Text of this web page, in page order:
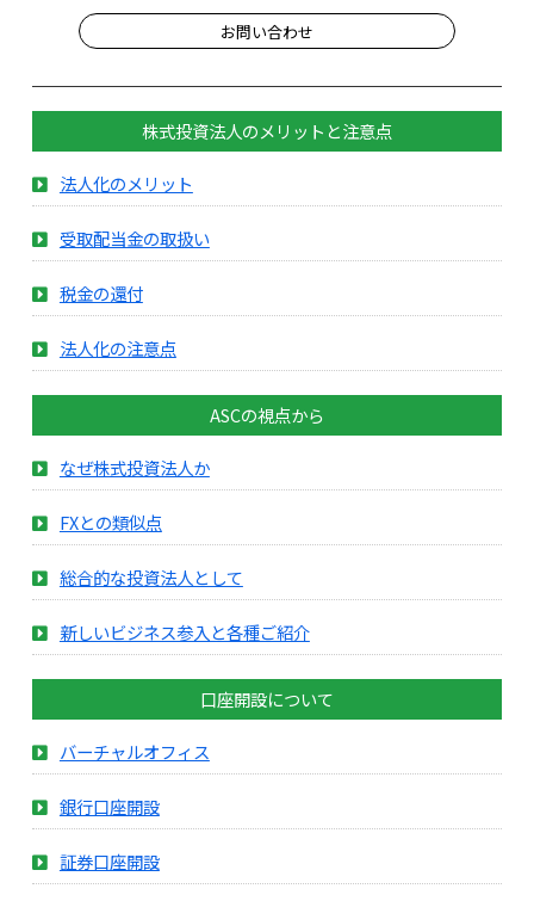
お問い合わせ
株式投資法人のメリットと注意点
法人化のメリット
受取配当金の取扱い
税金の還付
法人化の注意点
ASCの視点から
なぜ株式投資法人か
FXとの類似点
総合的な投資法人として
新しいビジネス参入と各種ご紹介
口座開設について
バーチャルオフィス
銀行口座開設
証券口座開設